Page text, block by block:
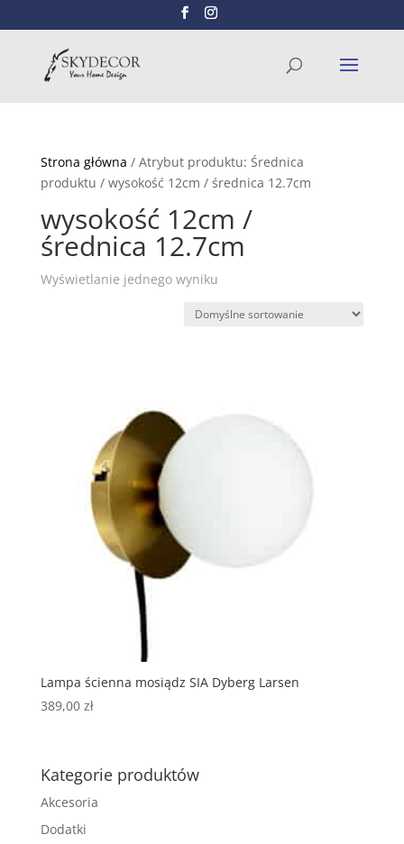
Strona główna / Atrybut produktu: Średnica
produktu / wysokość 12cm / średnica 12.7cm
wysokość 12cm /
średnica 12.7cm
Wyświetlanie jednego wyniku
Lampa ścienna mosiądz SIA Dyberg Larsen
389,00 zł
Kategorie produktów
Akcesoria
Dodatki